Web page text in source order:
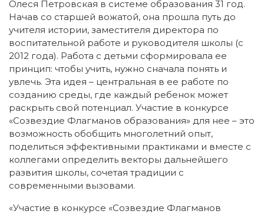
Олеся Петровская в системе образования 31 год.
Начав со старшей вожатой, она прошла путь до
учителя истории, заместителя директора по
воспитательной работе и руководителя школы (с
2012 года). Работа с детьми сформировала ее
принцип: чтобы учить, нужно сначала понять и
увлечь. Эта идея – центральная в ее работе по
созданию среды, где каждый ребенок может
раскрыть свой потенциал. Участие в конкурсе
«Созвездие Флагманов образования» для нее – это
возможность обобщить многолетний опыт,
поделиться эффективными практиками и вместе с
коллегами определить векторы дальнейшего
развития школы, сочетая традиции с
современными вызовами.
«Участие в конкурсе «Созвездие Флагманов